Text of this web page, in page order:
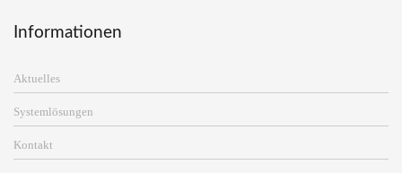
Informationen
Aktuelles
Systemlösungen
Kontakt